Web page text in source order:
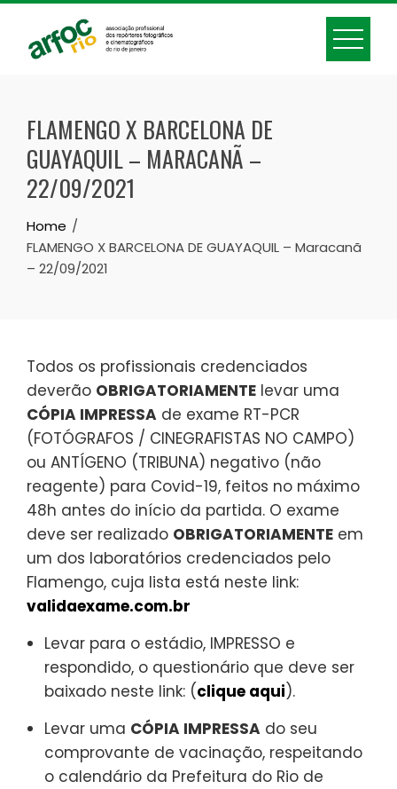
Skip
content
FLAMENGO X BARCELONA DE
GUAYAQUIL – MARACANÃ –
22/09/2021
Home
FLAMENGO X BARCELONA DE GUAYAQUIL – Maracanã
– 22/09/2021
Todos os profissionais credenciados
deverão OBRIGATORIAMENTE levar uma
CÓPIA IMPRESSA de exame RT-PCR
(FOTÓGRAFOS / CINEGRAFISTAS NO CAMPO)
ou ANTÍGENO (TRIBUNA) negativo (não
reagente) para Covid-19, feitos no máximo
48h antes do início da partida. O exame
deve ser realizado OBRIGATORIAMENTE em
um dos laboratórios credenciados pelo
Flamengo, cuja lista está neste link:
validaexame.com.br
Levar para o estádio, IMPRESSO e
respondido, o questionário que deve ser
baixado neste link: (clique aqui).
Levar uma CÓPIA IMPRESSA do seu
comprovante de vacinação, respeitando
o calendário da Prefeitura do Rio de